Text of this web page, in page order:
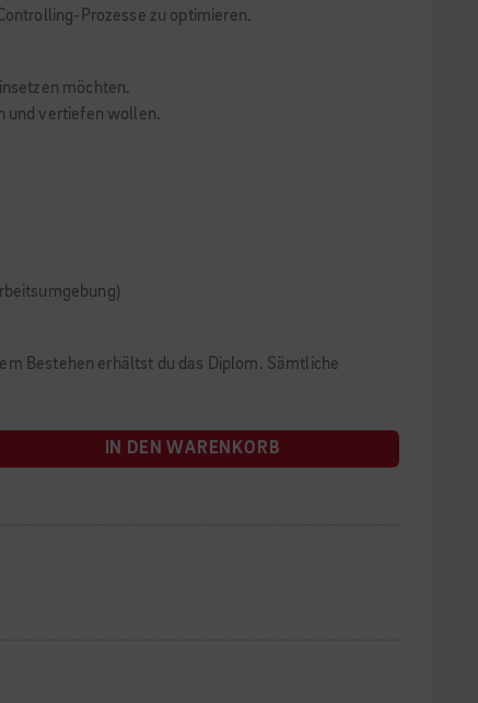
Prozesse zu optimieren.
möchten.
und vertiefen wollen.
Bestehen erhältst du das Diplom. Sämtliche
IN DEN WARENKORB